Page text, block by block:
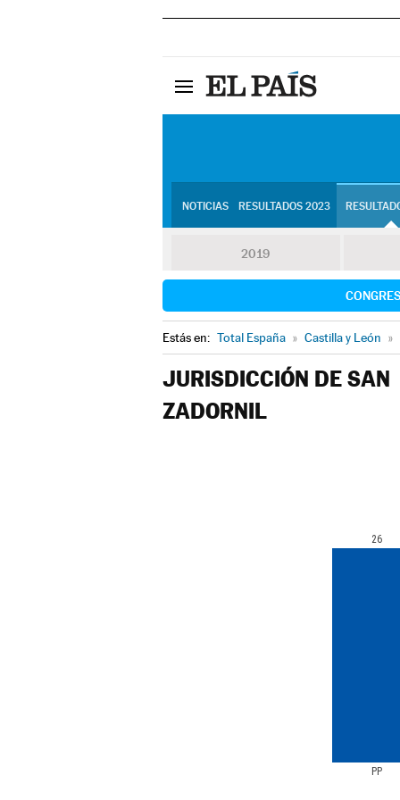
NOTICIAS RESULTADOS 2023
2019
Estás en: Total España » Castilla y León »
JURISDICCIÓN DE SAN
ZADORNIL
PP
26